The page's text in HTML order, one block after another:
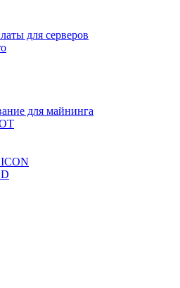
для серверов
для майнинга